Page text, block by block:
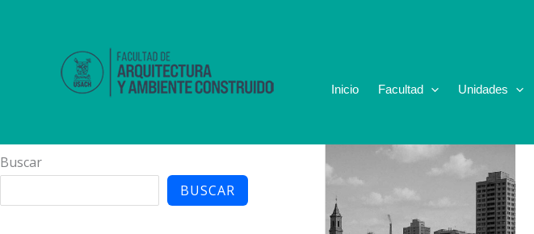
Inicio Facultad Unidades
Buscar
BUSCAR